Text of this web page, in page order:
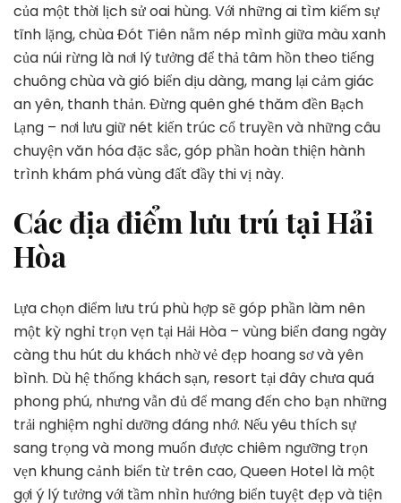
của một thời lịch sử oai hùng. Với những ai tìm kiếm sự
tĩnh lặng, chùa Đót Tiên nằm nép mình giữa màu xanh
của núi rừng là nơi lý tưởng để thả tâm hồn theo tiếng
chuông chùa và gió biển dịu dàng, mang lại cảm giác
an yên, thanh thản. Đừng quên ghé thăm đền Bạch
Lạng – nơi lưu giữ nét kiến trúc cổ truyền và những câu
chuyện văn hóa đặc sắc, góp phần hoàn thiện hành
trình khám phá vùng đất đầy thi vị này.
Các địa điểm lưu trú tại Hải
Hòa
Lựa chọn điểm lưu trú phù hợp sẽ góp phần làm nên
một kỳ nghỉ trọn vẹn tại Hải Hòa – vùng biển đang ngày
càng thu hút du khách nhờ vẻ đẹp hoang sơ và yên
bình. Dù hệ thống khách sạn, resort tại đây chưa quá
phong phú, nhưng vẫn đủ để mang đến cho bạn những
trải nghiệm nghỉ dưỡng đáng nhớ. Nếu yêu thích sự
sang trọng và mong muốn được chiêm ngưỡng trọn
vẹn khung cảnh biển từ trên cao, Queen Hotel là một
gợi ý lý tưởng với tầm nhìn hướng biển tuyệt đẹp và tiện